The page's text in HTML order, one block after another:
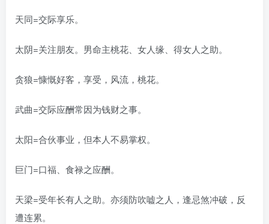
天同=交际享乐。
太阴=关注朋友。男命主桃花、女人缘、得女人之助。
贪狼=慷慨好客，享受，风流，桃花。
武曲=交际应酬常因为钱财之事。
太阳=合伙事业，但本人不易掌权。
巨门=口福、食禄之应酬。
天梁=受年长有人之助。亦须防吹嘘之人，逢忌煞冲破，反
遭连累。